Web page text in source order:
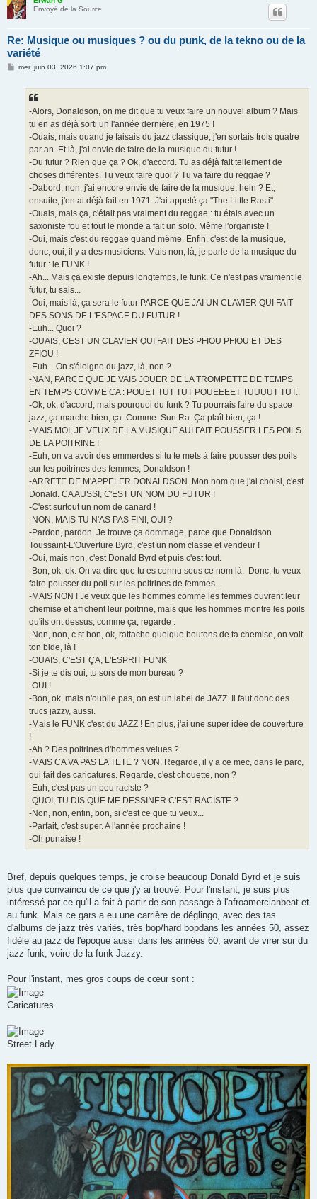
Envoyé de la Source
Re: Musique ou musiques ? ou du punk, de la tekno ou de la
variété
Mmer. juin 03, 2026 1:07 pm
-Alors, Donaldson, on me dit que tu veux faire un nouvel album ? Mais
tu en as déjà sorti un l'année dernière, en 1975 !
-Ouais, mais quand je faisais du jazz classique, j'en sortais trois quatre
par an. Et là, j'ai envie de faire de la musique du futur !
-Du futur ? Rien que ça ? Ok, d'accord. Tu as déjà fait tellement de
choses différentes. Tu veux faire quoi ? Tu va faire du reggae ?
-Dabord, non, j'ai encore envie de faire de la musique, hein ? Et,
ensuite, j'en ai déjà fait en 1971. J'ai appelé ça "The Little Rasti"
-Ouais, mais ça, c'était pas vraiment du reggae : tu étais avec un
saxoniste fou et tout le monde a fait un solo. Même l'organiste !
-Oui, mais c'est du reggae quand même. Enfin, c'est de la musique,
donc, oui, il y a des musiciens. Mais non, là, je parle de la musique du
futur : le FUNK !
-Ah... Mais ça existe depuis longtemps, le funk. Ce n'est pas vraiment le
futur, tu sais...
-Oui, mais là, ça sera le futur PARCE QUE JAI UN CLAVIER QUI FAIT
DES SONS DE L'ESPACE DU FUTUR !
-Euh... Quoi ?
-OUAIS, CEST UN CLAVIER QUI FAIT DES PFIOU PFIOU ET DES
ZFIOU !
-Euh... On s'éloigne du jazz, là, non ?
-NAN, PARCE QUE JE VAIS JOUER DE LA TROMPETTE DE TEMPS
EN TEMPS COMME CA : POUET TUT TUT POUEEEET TUUUUT TUT..
-Ok, ok, d'accord, mais pourquoi du funk ? Tu pourrais faire du space
jazz, ça marche bien, ça. Comme Sun Ra. Ça plaît bien, ça !
-MAIS MOI, JE VEUX DE LA MUSIQUE AUI FAIT POUSSER LES POILS
DE LA POITRINE !
-Euh, on va avoir des emmerdes si tu te mets à faire pousser des poils
sur les poitrines des femmes, Donaldson !
-ARRETE DE M'APPELER DONALDSON. Mon nom que j'ai choisi, c'est
Donald. CA AUSSI, C'EST UN NOM DU FUTUR !
-C'est surtout un nom de canard !
-NON, MAIS TU N'AS PAS FINI, OUI ?
-Pardon, pardon. Je trouve ça dommage, parce que Donaldson
Toussaint-L'Ouverture Byrd, c'est un nom classe et vendeur !
-Oui, mais non, c'est Donald Byrd et puis c'est tout.
-Bon, ok, ok. On va dire que tu es connu sous ce nom là. Donc, tu veux
faire pousser du poil sur les poitrines de femmes...
-MAIS NON ! Je veux que les hommes comme les femmes ouvrent leur
chemise et affichent leur poitrine, mais que les hommes montre les poils
qu'ils ont dessus, comme ça, regarde :
-Non, non, c st bon, ok, rattache quelque boutons de ta chemise, on voit
ton bide, là !
-OUAIS, C'EST ÇA, L'ESPRIT FUNK
-Si je te dis oui, tu sors de mon bureau ?
-OUI !
-Bon, ok, mais n'oublie pas, on est un label de JAZZ. Il faut donc des
trucs jazzy, aussi.
-Mais le FUNK c'est du JAZZ ! En plus, j'ai une super idée de couverture
!
-Ah ? Des poitrines d'hommes velues ?
-MAIS CA VA PAS LA TETE ? NON. Regarde, il y a ce mec, dans le parc,
qui fait des caricatures. Regarde, c'est chouette, non ?
-Euh, c'est pas un peu raciste ?
-QUOI, TU DIS QUE ME DESSINER C'EST RACISTE ?
-Non, non, enfin, bon, si c'est ce que tu veux...
-Parfait, c'est super. A l'année prochaine !
-Oh punaise !
Bref, depuis quelques temps, je croise beaucoup Donald Byrd et je suis
plus que convaincu de ce que j'y ai trouvé. Pour l'instant, je suis plus
intéressé par ce qu'il a fait à partir de son passage à l'afroamercianbeat et
au funk. Mais ce gars a eu une carrière de déglingo, avec des tas
d'albums de jazz très variés, très bop/hard bopdans les années 50, assez
fidèle au jazz de l'époque aussi dans les années 60, avant de virer sur du
jazz funk, voire de la funk Jazzy.
Pour l'instant, mes gros coups de cœur sont :
Caricatures
Street Lady